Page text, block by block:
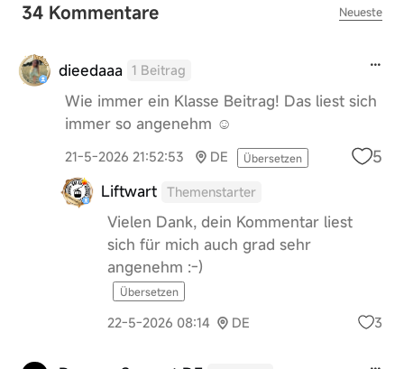
34 Kommentare Neueste
dieedaaa 1 Beitrag
Wie immer ein Klasse Beitrag! Das liest sich
immer so angenehm ☺️
21-5-2026 21:52:53 DE Übersetzen 5
Liftwart Themenstarter
Vielen Dank, dein Kommentar liest
sich für mich auch grad sehr
angenehm :-)
Übersetzen
22-5-2026 08:14 DE 3